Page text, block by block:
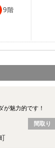
9階
が魅力的です！
間取り